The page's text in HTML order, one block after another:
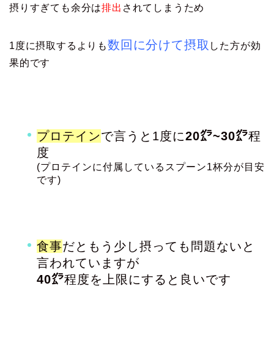
摂りすぎても余分は排出 されてしまうため
1度に摂取するよりも数回に分けて摂取 した方が効
果的です
プロテインで言うと1度に20㌘~30㌘程
度
(プロテインに付属しているスプーン1杯分が目安
です)
食事だともう少し摂っても問題ないと
言われていますが
40㌘程度を上限にすると良いです